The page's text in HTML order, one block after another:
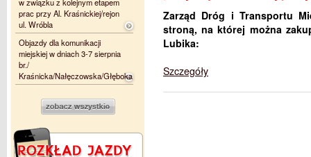
Zarząd Dróg i Transportu
stroną, na której można
Lubika:
Szczegóły
prac przy Al. Kraśnickiej/rejon
ul. Wróbla
Objazdy dla komunikacji
miejskiej w dniach 3-7 sierpnia
br./
Kraśnicka/Nałęczowska/Głęboka